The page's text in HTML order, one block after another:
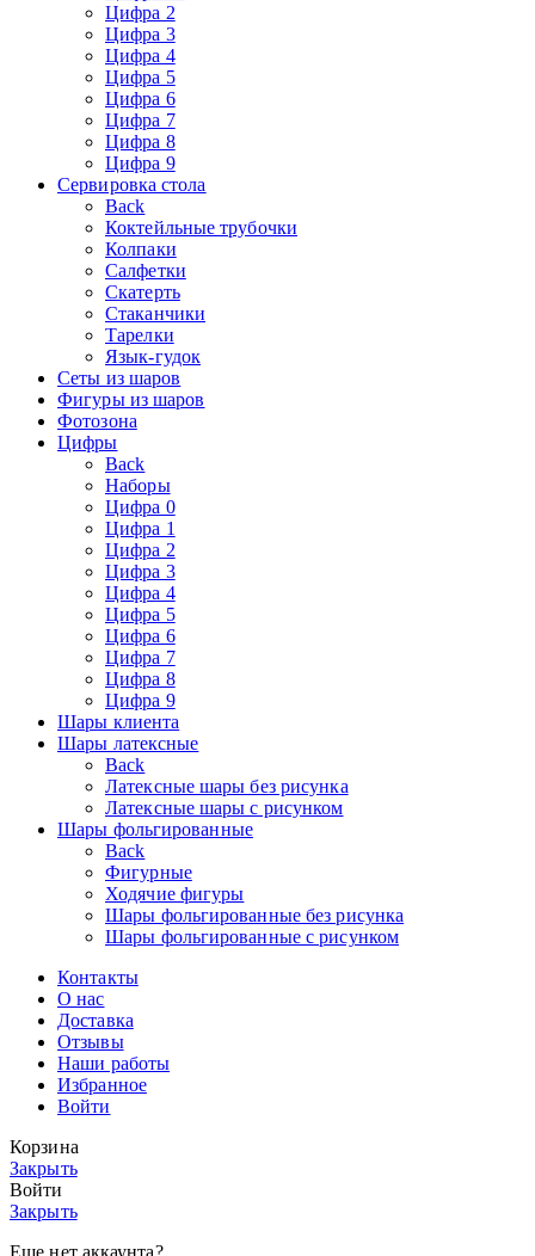
Цифра 2
Цифра 3
Цифра 4
Цифра 5
Цифра 6
Цифра 7
Цифра 8
Цифра 9
Сервировка стола
Back
Коктейльные трубочки
Колпаки
Салфетки
Скатерть
Стаканчики
Тарелки
Язык-гудок
Сеты из шаров
Фигуры из шаров
Фотозона
Цифры
Back
Наборы
Цифра 0
Цифра 1
Цифра 2
Цифра 3
Цифра 4
Цифра 5
Цифра 6
Цифра 7
Цифра 8
Цифра 9
Шары клиента
Шары латексные
Back
Латексные шары без рисунка
Латексные шары с рисунком
Шары фольгированные
Back
Фигурные
Ходячие фигуры
Шары фольгированные без рисунка
Шары фольгированные с рисунком
Контакты
О нас
Доставка
Отзывы
Наши работы
Избранное
Войти
Корзина
Закрыть
Войти
Закрыть
Еще нет аккаунта?